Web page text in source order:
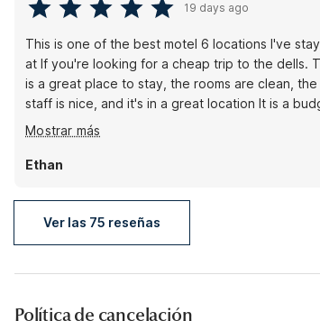
19 days ago
This is one of the best motel 6 locations I've
at If you're looking for a cheap trip to the dells. This
is a great place to stay, the rooms are clean, the
staff is nice, and it's in a great location It is a budget
hotel, so you get what you pay for but for a
sleep on a budget it's always my first choice!
Mostrar más
Ethan
Ver las 75 reseñas
Política de cancelación